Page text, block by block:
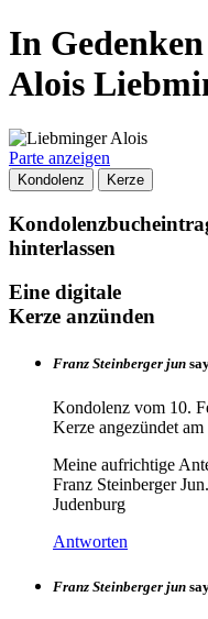
In
Alois
Parte anzeigen
Kondolenz Kerze
hinterlassen
Eine digitale
Kerze anzünden
Franz Steinberger jun
Kondolenz vom 10.
Kerze angezündet am
Meine aufrichtige
Franz Steinberger Jun.
Judenburg
Antworten
Franz Steinberger jun